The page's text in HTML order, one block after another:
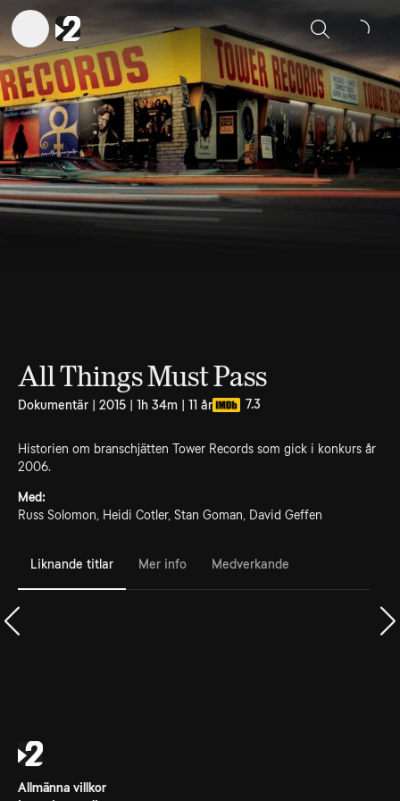
Sök
All Things Must Pass
Dokumentär | 2015 | 1h 34m | 11 år 7.3
Historien om branschjätten Tower Records som gick i konkurs år
2006.
Med:
Russ Solomon, Heidi Cotler, Stan Goman, David Geffen
Liknande titlar Mer info Medverkande
Allmänna villkor